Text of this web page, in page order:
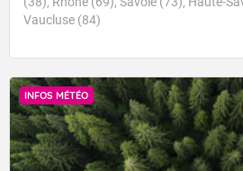
Vaucluse (84)
INFOS MÉTÉO